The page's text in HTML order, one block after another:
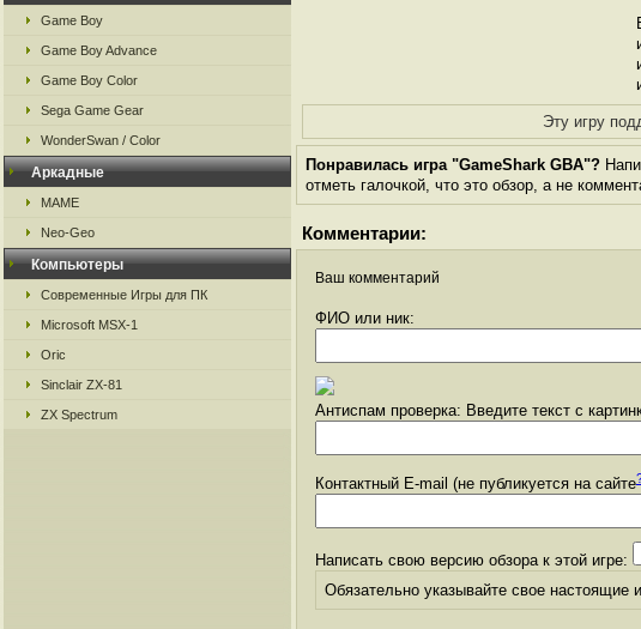
Game Boy
Game Boy Advance
Game Boy Color
Sega Game Gear
WonderSwan / Color
Аркадные
MAME
Neo-Geo
Компьютеры
Современные Игры для ПК
Microsoft MSX-1
Oric
Sinclair ZX-81
ZX Spectrum
Эту игру
Понравилась игра "GameShark GBA"?
отметь галочкой, что это обзор, а не
Комментарии:
Ваш комментарий
ФИО или ник:
Антиспам проверка: Введите текст с
Контактный E-mail (не публикуется на сайте
Написать свою версию обзора к этой игре:
Обязательно указывайте свое настоящие